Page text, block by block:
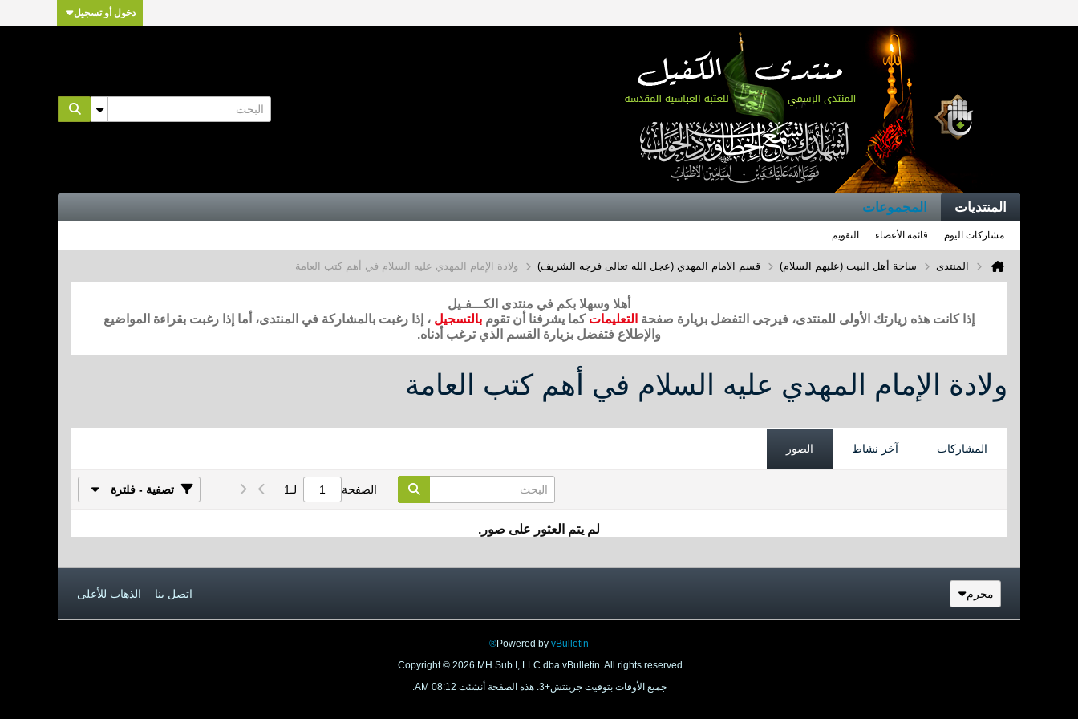
دخول أو تسجيل
المنتديات المجموعات
مشاركات اليوم قائمة الأعضاء التقويم
المنتدى ساحة أهل البيت (عليهم السلام) قسم الامام المهدي (عجل الله تعالى فرجه الشريف) ولادة الإمام المهدي عليه السلام في أهم كتب العامة
أهلا وسهلا بكم في منتدى الكـــفـيل
إذا كانت هذه زيارتك الأولى للمنتدى، فيرجى التفضل بزيارة صفحة التعليمات كما يشرفنا أن تقوم بالتسجيل ، إذا رغبت بالمشاركة في المنتدى، أما إذا رغبت بقراءة المواضيع
والإطلاع فتفضل بزيارة القسم الذي ترغب أدناه.
ولادة الإمام المهدي عليه السلام في أهم كتب العامة
المشاركات آخر نشاط الصور
الصفحة لـ1 تصفية - فلترة
لم يتم العثور على صور.
محرم اتصل بنا الذهاب للأعلى
Powered by vBulletin®
Copyright © 2026 MH Sub I, LLC dba vBulletin. All rights reserved.
جميع الأوقات بتوقيت جرينتش+3. هذه الصفحة أنشئت 08:12 AM.